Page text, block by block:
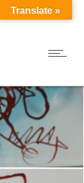
Translate »